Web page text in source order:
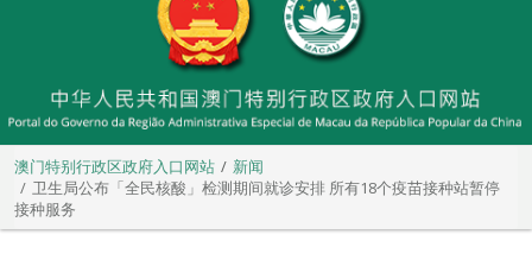
澳门特别行政区政府入口网站
新闻
卫生局公布「全民核酸」检测期间就诊安排 所有18个疫苗接种站暂停
接种服务